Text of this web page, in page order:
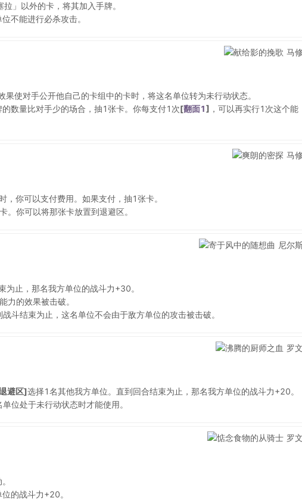
」以外的卡，将其加入手牌。
不能进行必杀攻击。
果使对手公开他自己的卡组中的卡时，将这名单位转为未行动状态。
的数量比对手少的场合，抽1张卡。你每支付1次[翻面1] ，可以再实行1次这个能
，你可以支付费用。如果支付，抽1张卡。
。你可以将那张卡放置到退避区。
止，那名我方单位的战斗力+30。
力的效果被击破。
斗结束为止，这名单位不会由于敌方单位的攻击被击破。
避区]选择1名其他我方单位。直到回合结束为止，那名我方单位的战斗力+20。
位处于未行动状态时才能使用。
的战斗力+20。